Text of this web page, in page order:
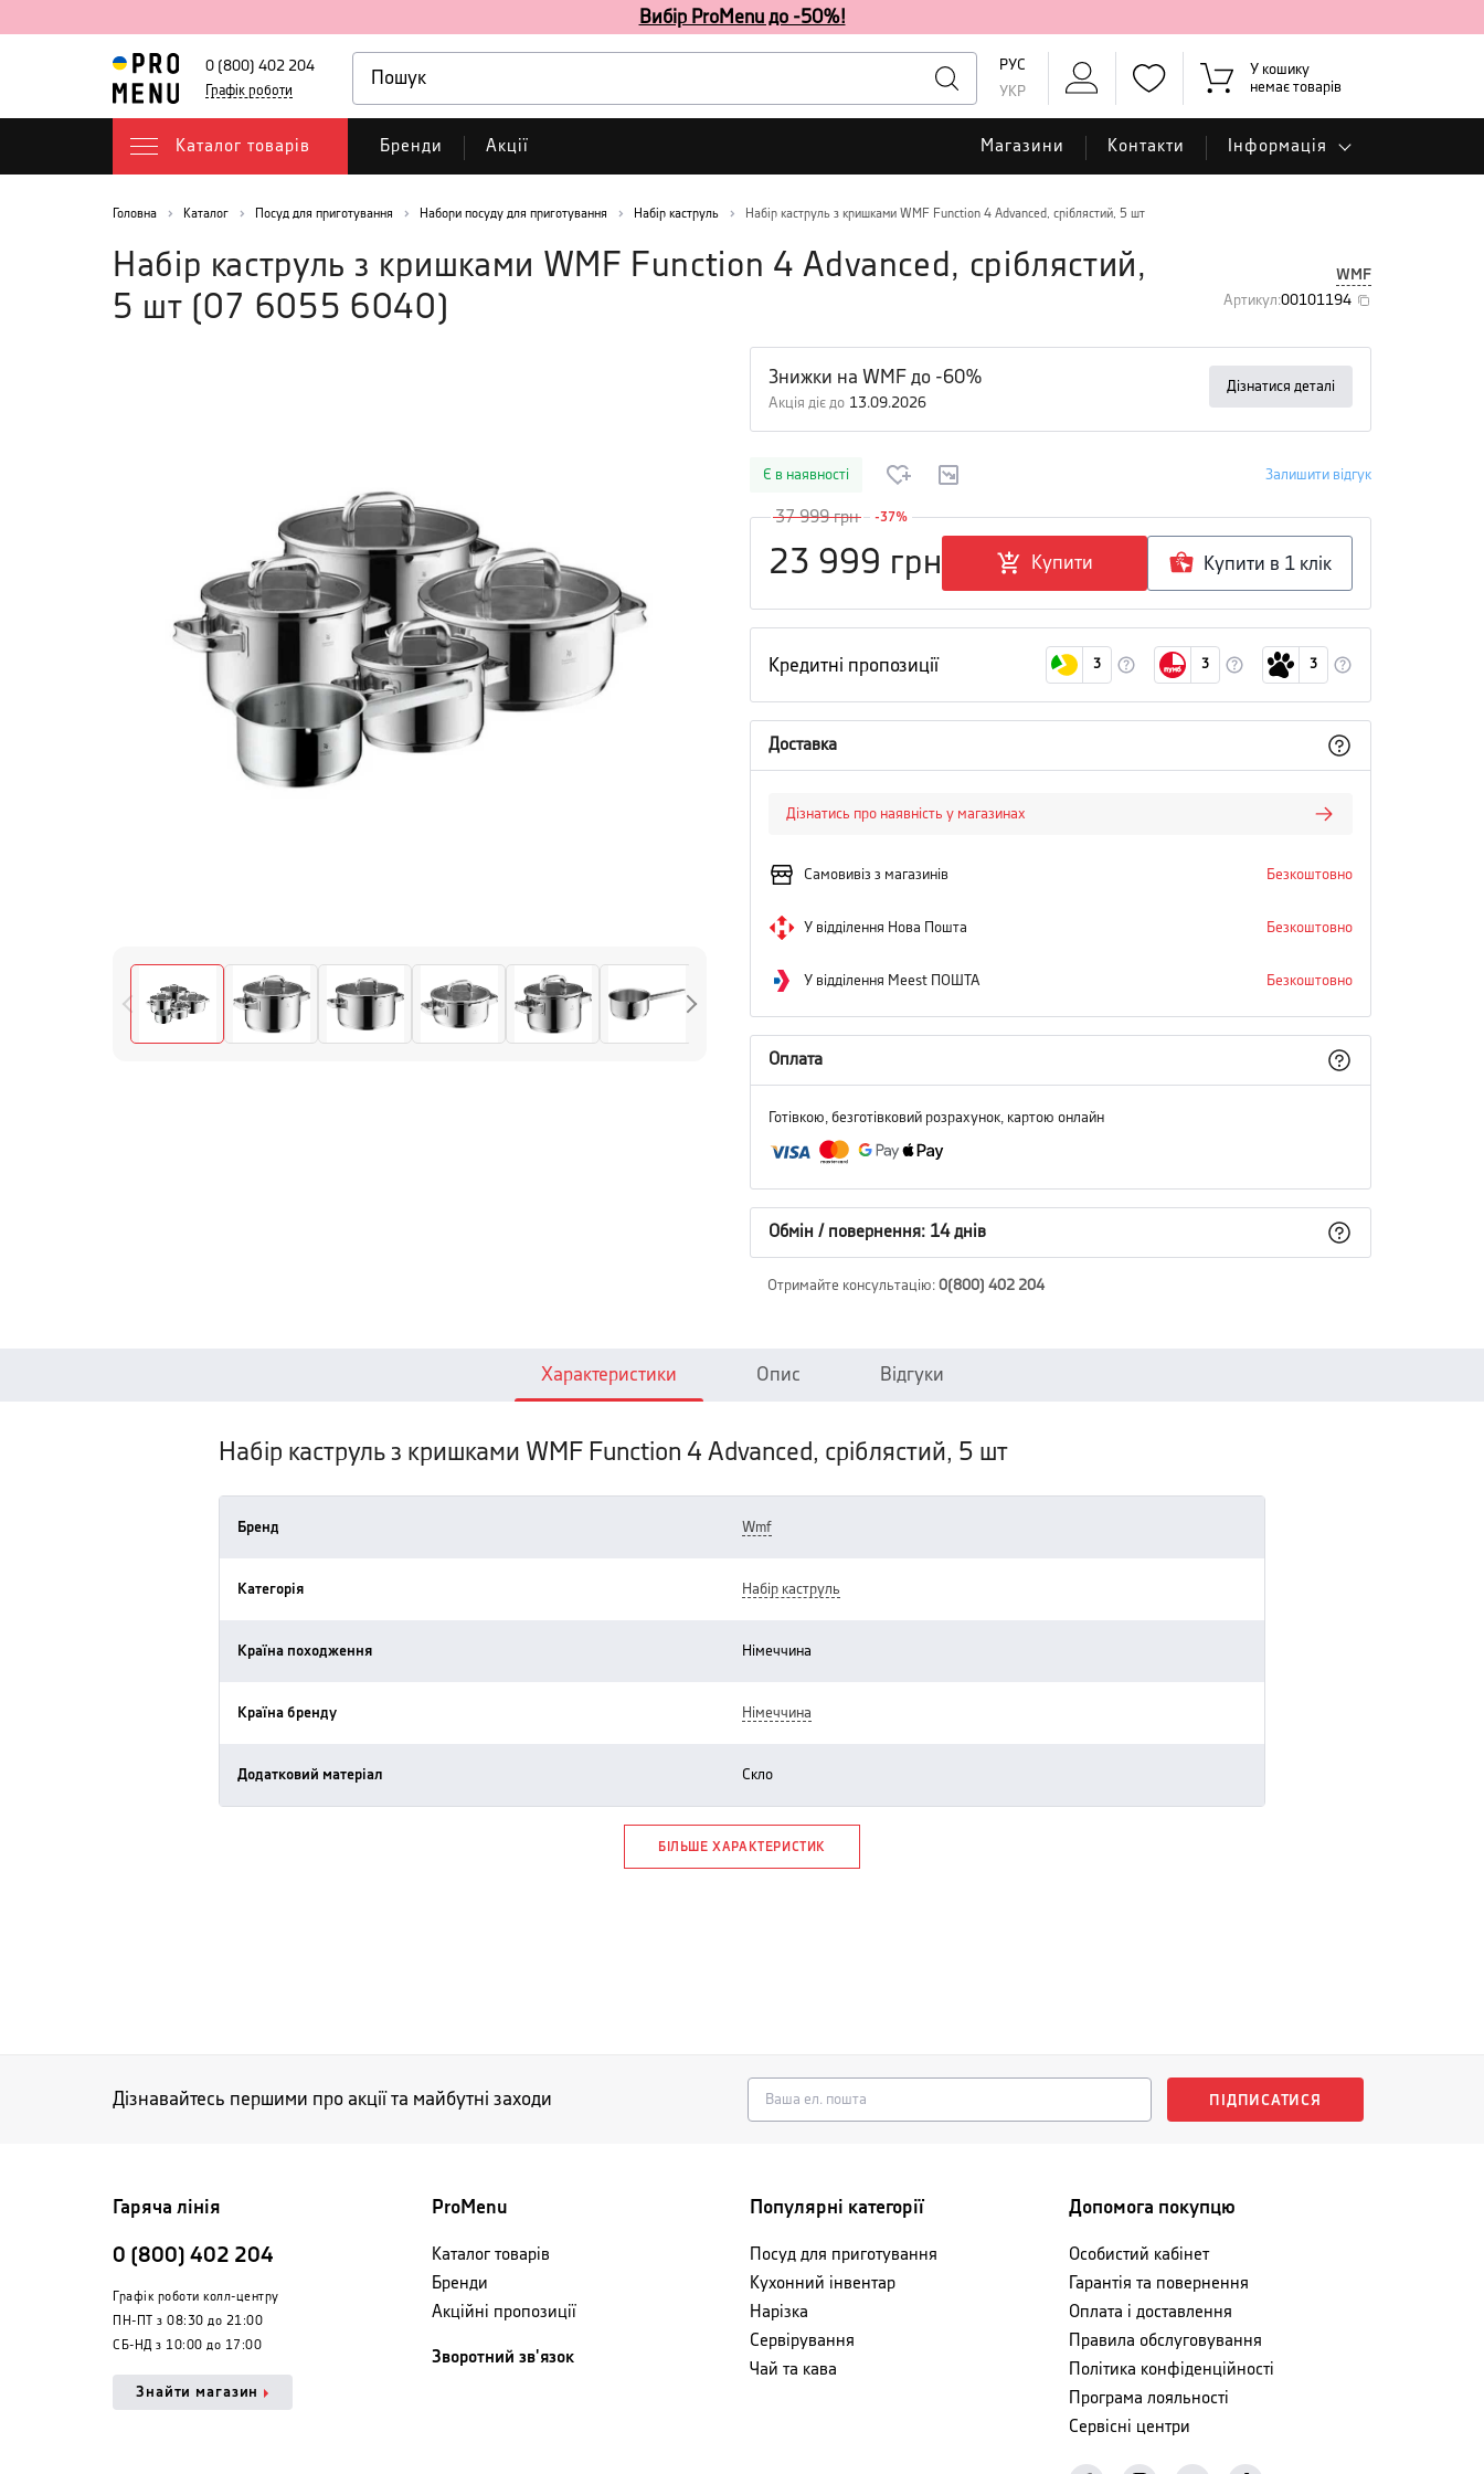
Вибір ProMenu до -50%!
0 (800) 402 204
Графік роботи
РУС
УКР
У кошику
немає товарів
Каталог товарів Бренди Акції Магазини Контакти Інформація
Головна Каталог Посуд для приготування Набори посуду для приготування Набір каструль Набір каструль з кришками WMF Function 4 Advanced, сріблястий, 5 шт
Набір каструль з кришками WMF Function 4 Advanced, сріблястий,
5 шт (07 6055 6040 )
WMF
Артикул:00101194
Знижки на WMF до -60%
Акція діє до 13.09.2026
Дізнатися деталі
Є в наявності Залишити відгук
37 999грн -37%
23 999 грн Купити Купити в 1 клiк
Кредитні пропозиції 3 3 3
Доставка
Дізнатись про наявність у магазинах
Самовивіз з магазинів Безкоштовно
У відділення Нова Пошта Безкоштовно
У відділення Meest ПОШТА Безкоштовно
Оплата
Готівкою, безготівковий розрахунок, картою онлайн
Обмін / повернення: 14 днів
Отримайте консультацію: 0(800) 402 204
Характеристики Опис Відгуки
Набір каструль з кришками WMF Function 4 Advanced, сріблястий, 5 шт
Бренд wmf
Категорія набір каструль
Країна походження німеччина
Країна бренду німеччина
Додатковий матеріал скло
БІЛЬШЕ ХАРАКТЕРИСТИК
Дізнавайтесь першими про акції та майбутні заходи ПІДПИСАТИСЯ
Гаряча лінія
0 (800) 402 204
Графік роботи колл-центру
ПН-ПТ з 08:30 до 21:00
СБ-НД з 10:00 до 17:00
Знайти магазин
ProMenu
Каталог товарів
Бренди
Акційні пропозиції
Зворотний зв'язок
Популярні категорії
Посуд для приготування
Кухонний інвентар
Нарізка
Сервірування
Чай та кава
Допомога покупцю
Особистий кабінет
Гарантія та повернення
Оплата і доставлення
Правила обслуговування
Політика конфіденційності
Програма лояльності
Сервісні центри